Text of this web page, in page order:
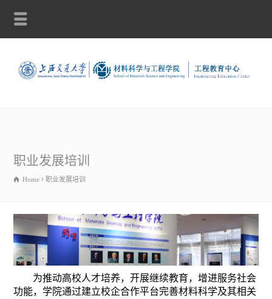
职业发展培训
Home 职业发展培训
为推动高校人才培养，开展继续教育，增进服务社会
功能，学院通过建立校企合作平台完善材料科学及其相关